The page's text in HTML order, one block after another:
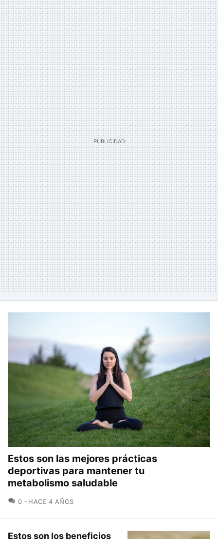
Estos son las mejores prácticas
deportivas para mantener tu
metabolismo saludable
0 COMENTARIOS
HACE 4 AÑOS
Estos son los beneficios